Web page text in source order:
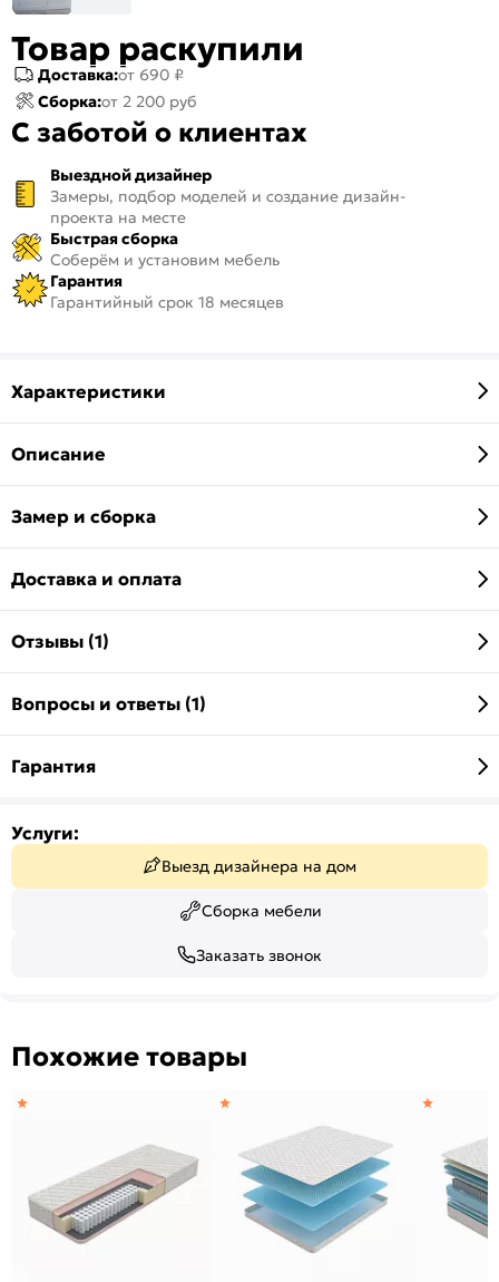
Товар раскупили
Доставка:от 690 ₽
Сборка:от 2 200 руб
С заботой о клиентах
Выездной дизайнер
Замеры, подбор моделей и создание дизайн-
проекта на месте
Быстрая сборка
Соберём и установим мебель
Гарантия
Гарантийный срок 18 месяцев
Характеристики
Описание
Замер и сборка
Доставка и оплата
Отзывы (1)
Вопросы и ответы (1)
Гарантия
Услуги:
Выезд дизайнера на дом
Сборка мебели
Заказать звонок
Похожие товары